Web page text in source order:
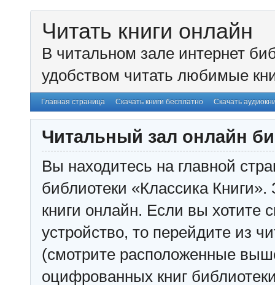
Читать книги онлайн
В читальном зале интернет
удобством читать любимые
Главная страница Скачать книги бесплатно Скачать
Читальный зал онлайн
Вы находитесь на главной
библиотеки «Классика
книги онлайн. Если вы хотите
устройство, то перейдите из
(смотрите расположенные
оцифрованных книг